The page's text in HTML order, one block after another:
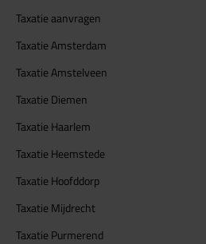
Taxatie aanvragen
Taxatie Amsterdam
Taxatie Amstelveen
Taxatie Diemen
Taxatie Haarlem
Taxatie Heemstede
Taxatie Hoofddorp
Taxatie Mijdrecht
Taxatie Purmerend